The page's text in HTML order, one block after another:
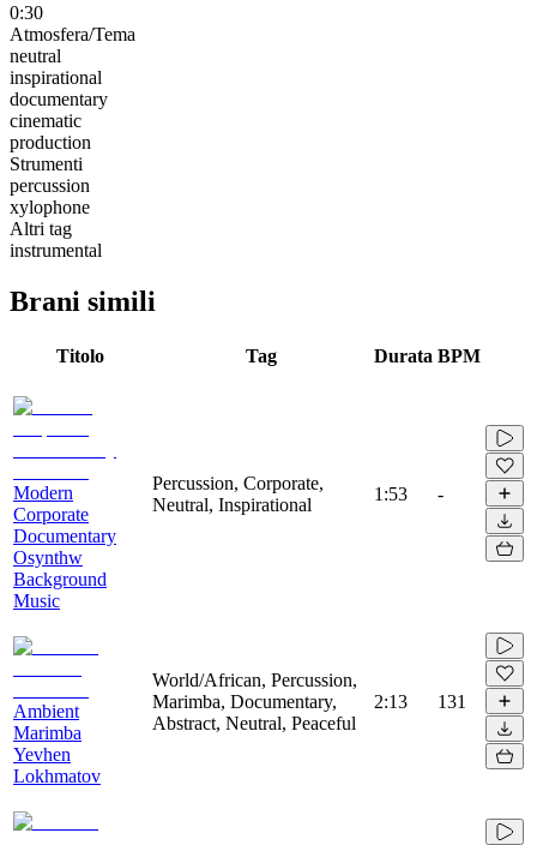
0:30
Atmosfera/Tema
neutral
inspirational
documentary
cinematic
production
Strumenti
percussion
xylophone
Altri tag
instrumental
Brani simili
Titolo Tag Durata BPM
Modern
Corporate
Documentary
Osynthw
Background
Music
Percussion, Corporate,
Neutral, Inspirational
1:53 -
Ambient
Marimba
Yevhen
Lokhmatov
World/African, Percussion,
Marimba, Documentary,
Abstract, Neutral, Peaceful
2:13 131